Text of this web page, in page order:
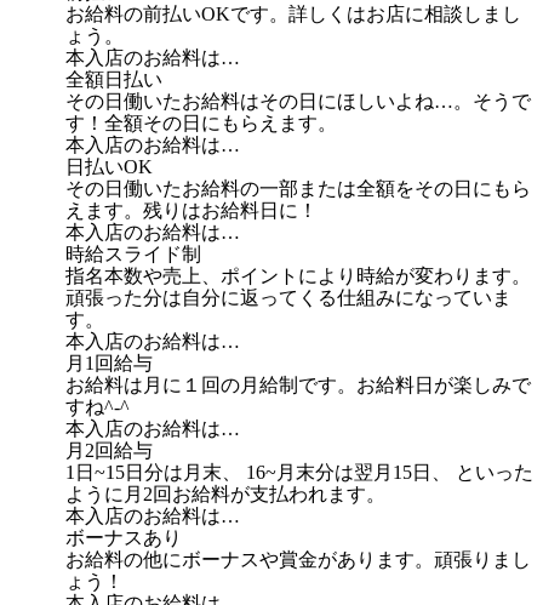
お給料の前払いOKです。詳しくはお店に相談しまし
ょう。
本入店のお給料は…
全額日払い
その日働いたお給料はその日にほしいよね…。そうで
す！全額その日にもらえます。
本入店のお給料は…
日払いOK
その日働いたお給料の一部または全額をその日にもら
えます。残りはお給料日に！
本入店のお給料は…
時給スライド制
指名本数や売上、ポイントにより時給が変わります。
頑張った分は自分に返ってくる仕組みになっていま
す。
本入店のお給料は…
月1回給与
お給料は月に１回の月給制です。お給料日が楽しみで
すね^-^
本入店のお給料は…
月2回給与
1日~15日分は月末、 16~月末分は翌月15日、 といった
ように月2回お給料が支払われます。
本入店のお給料は…
ボーナスあり
お給料の他にボーナスや賞金があります。頑張りまし
ょう！